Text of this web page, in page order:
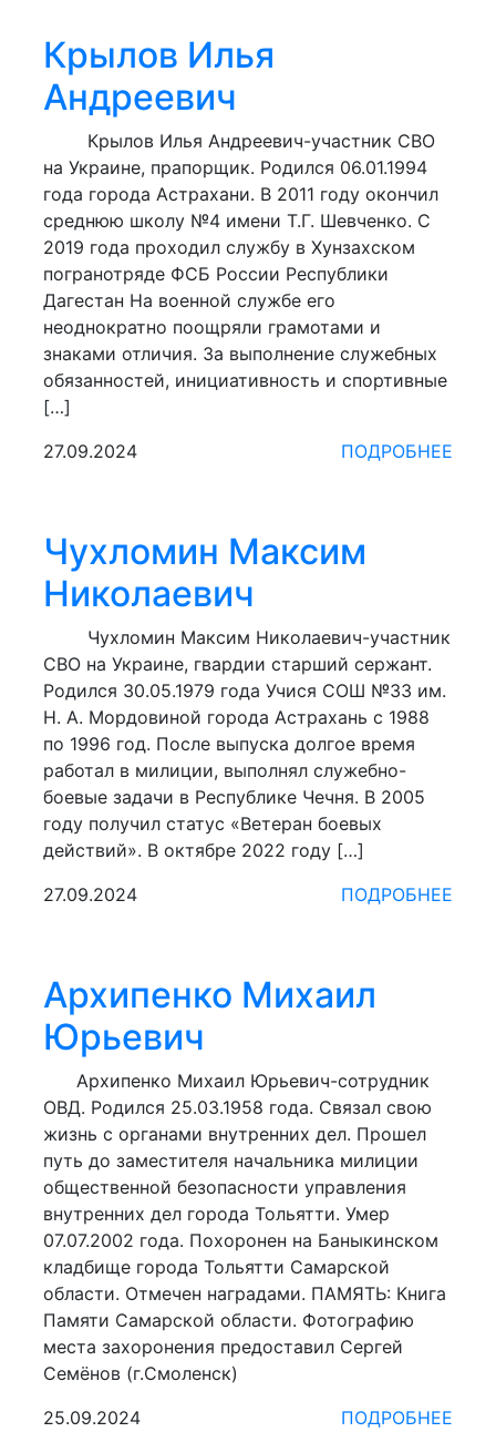
Крылов Илья
Андреевич
Крылов Илья Андреевич-участник СВО
на Украине, прапорщик. Родился 06.01.1994
года города Астрахани. В 2011 году окончил
среднюю школу №4 имени Т.Г. Шевченко. С
2019 года проходил службу в Хунзахском
погранотряде ФСБ России Республики
Дагестан На военной службе его
неоднократно поощряли грамотами и
знаками отличия. За выполнение служебных
обязанностей, инициативность и спортивные
[…]
27.09.2024
ПОДРОБНЕЕ
Чухломин Максим
Николаевич
Чухломин Максим Николаевич-участник
СВО на Украине, гвардии старший сержант.
Родился 30.05.1979 года Учися СОШ №33 им.
Н. А. Мордовиной города Астрахань с 1988
по 1996 год. После выпуска долгое время
работал в милиции, выполнял служебно-
боевые задачи в Республике Чечня. В 2005
году получил статус «Ветеран боевых
действий». В октябре 2022 году […]
27.09.2024
ПОДРОБНЕЕ
Архипенко Михаил
Юрьевич
Архипенко Михаил Юрьевич-сотрудник
ОВД. Родился 25.03.1958 года. Связал свою
жизнь с органами внутренних дел. Прошел
путь до заместителя начальника милиции
общественной безопасности управления
внутренних дел города Тольятти. Умер
07.07.2002 года. Похоронен на Баныкинском
кладбище города Тольятти Самарской
области. Отмечен наградами. ПАМЯТЬ: Книга
Памяти Самарской области. Фотографию
места захоронения предоставил Сергей
Семёнов (г.Смоленск)
25.09.2024
ПОДРОБНЕЕ